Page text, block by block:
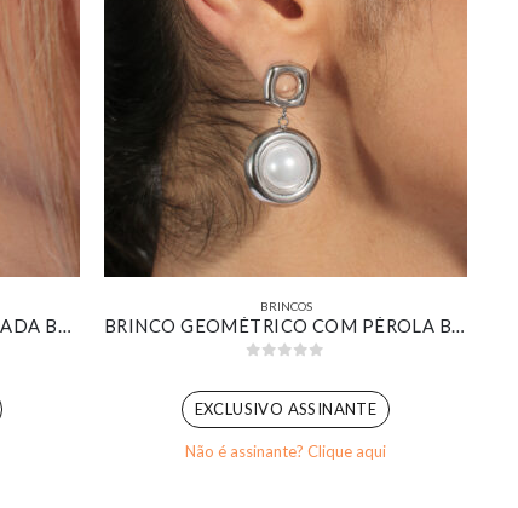
BRINCO DESIGN BOLSA CRAVEJADA BANHADO EM OURO BRANCO
BRINCOS
BRINCO GEOMÉTRICO COM PÉROLA BANHADO EM OURO BRANCO
EXCLUSIVO ASSINANTE
Não é assinante? Clique aqui